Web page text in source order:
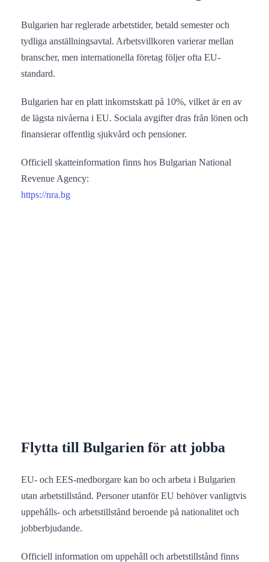
Bulgarien har reglerade arbetstider, betald semester och
tydliga anställningsavtal. Arbetsvillkoren varierar mellan
branscher, men internationella företag följer ofta EU-
standard.
Bulgarien har en platt inkomstskatt på 10%, vilket är en av
de lägsta nivåerna i EU. Sociala avgifter dras från lönen och
finansierar offentlig sjukvård och pensioner.
Officiell skatteinformation finns hos Bulgarian National
Revenue Agency:
https://nra.bg
Flytta till Bulgarien för att jobba
EU- och EES-medborgare kan bo och arbeta i Bulgarien
utan arbetstillstånd. Personer utanför EU behöver vanligtvis
uppehålls- och arbetstillstånd beroende på nationalitet och
jobberbjudande.
Officiell information om uppehåll och arbetstillstånd finns